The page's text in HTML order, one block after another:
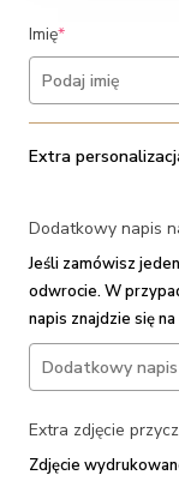
Imię*(required)
Extra
Dodatkowy napis
Jeśli zamówisz
odwrocie. W
napis znajdzie się
Extra zdjęcie
Zdjęcie